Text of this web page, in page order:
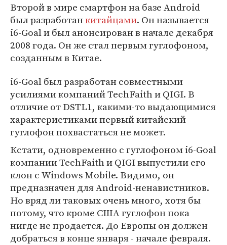
Второй в мире смартфон на базе Android
был разработанкитайцами. Он называется
i6-Goal и был анонсирован в начале декабря
2008 года. Он же стал первым гуглофоном,
созданным в Китае.
i6-Goal был разработан совместными
усилиями компаний TechFaith и QIGI. В
отличие от DSTL1, какими-то выдающимися
характеристиками первый китайский
гуглофон похвастаться не может.
Кстати, одновременно с гуглофоном i6-Goal
компании TechFaith и QIGI выпустили его
клон с Windows Mobile. Видимо, он
предназначен для Android-ненавистников.
Но вряд ли таковых очень много, хотя бы
потому, что кроме США гуглофон пока
нигде не продается. До Европы он должен
добраться в конце января - начале февраля.